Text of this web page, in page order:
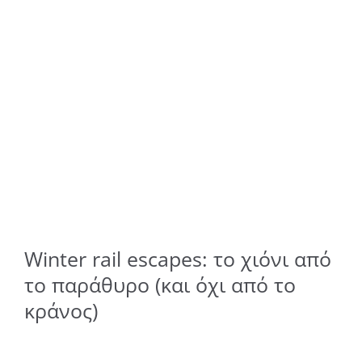
Winter rail escapes: το χιόνι από
το παράθυρο (και όχι από το
κράνος)